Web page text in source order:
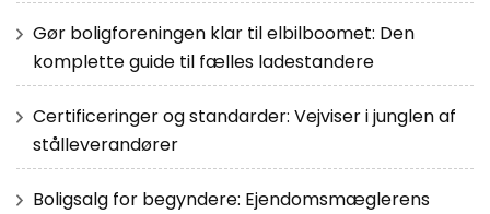
Gør boligforeningen klar til elbilboomet: Den
komplette guide til fælles ladestandere
Certificeringer og standarder: Vejviser i junglen af
stålleverandører
Boligsalg for begyndere: Ejendomsmæglerens